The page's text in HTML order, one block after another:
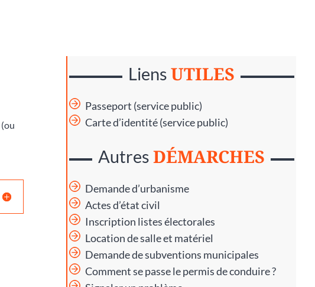
(ou
LiensUTILES
Passeport (service public)
Carte d’identité (service public)
AutresDÉMARCHES
Demande d’urbanisme
Actes d’état civil
Inscription listes électorales
Location de salle et matériel
Demande de subventions municipales
Comment se passe le permis de conduire ?